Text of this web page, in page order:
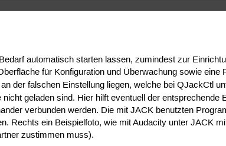
automatisch starten lassen, zumindest zur
für Konfiguration und Überwachung sowie eine
der falschen Einstellung liegen, welche bei QJackCtl
geladen sind. Hier hilft eventuell der entsprechende
verbunden werden. Die mit JACK benutzten
Rechts ein Beispielfoto, wie mit Audacity unter JACK
zustimmen muss).